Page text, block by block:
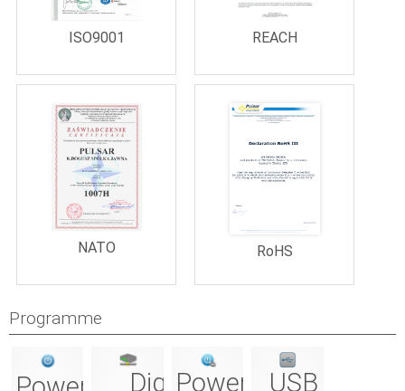
ISO9001 REACH
NATO RoHS
Programme
Digi PowerConfig
USB